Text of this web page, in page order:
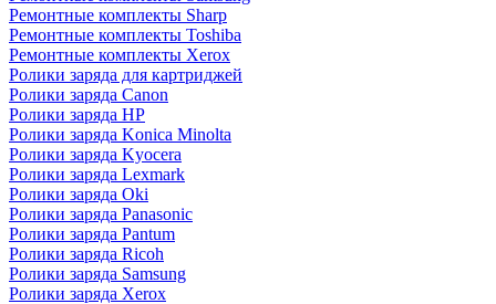
Ремонтные комплекты Sharp
Ремонтные комплекты Toshiba
Ремонтные комплекты Xerox
Ролики заряда для картриджей
Ролики заряда Canon
Ролики заряда HP
Ролики заряда Konica Minolta
Ролики заряда Kyocera
Ролики заряда Lexmark
Ролики заряда Oki
Ролики заряда Panasonic
Ролики заряда Pantum
Ролики заряда Ricoh
Ролики заряда Samsung
Ролики заряда Xerox